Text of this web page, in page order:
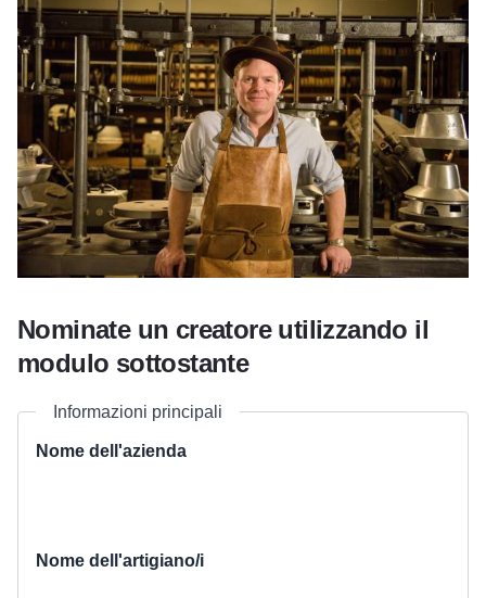
Nominate un creatore utilizzando il
modulo sottostante
Informazioni principali
Nome dell'azienda
Nome dell'artigiano/i